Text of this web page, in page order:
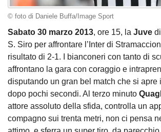
© foto di Daniele Buffa/Image Sport
Sabato 30 marzo 2013, ore 15, la Juve
S. Siro per affrontare l’Inter di
risultato di 2-1. I bianconeri con tanto di
affrontano la gara con coraggio e
disputando un gran bel match che si apre
dopo pochi secondi. Al terzo minuto
attore assoluto della sfida, controlla un
compagno sui trenta metri, non ci pensa